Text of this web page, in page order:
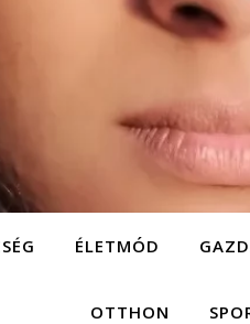
ÉLETMÓD
OTTHON